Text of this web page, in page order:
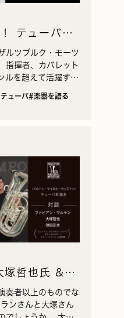
テューバ界
ルツブルク・モーツ
指揮者、カバレット
ルを超えて活躍する
国内でのリサイタ
奏や楽器についてお
者）
ューバ#楽器を語る
塚哲也氏 &
奏者以上のものでな
ンさんと大塚さん